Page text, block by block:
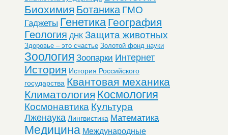
Биохимия Ботаника ГМО
Гаджеты Генетика География
Геология ДНК Защита животных
Здоровье – это счастье Золотой фонд науки
Зоология Зоопарки Интернет
История История Российского
государства Квантовая механика
Климатология Космология
Космонавтика Культура
Лженаука Лингвистика Математика
Медицина Международные